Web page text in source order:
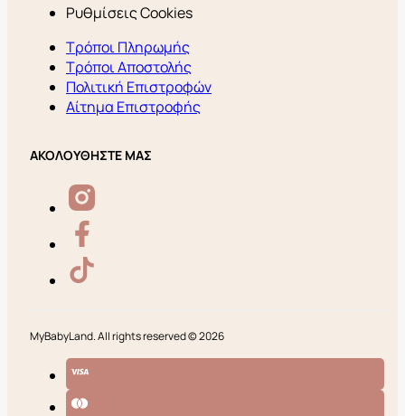
Ρυθμίσεις Cookies
Τρόποι Πληρωμής
Τρόποι Αποστολής
Πολιτική Επιστροφών
Αίτημα Επιστροφής
ΑΚΟΛΟΥΘΗΣΤΕ ΜΑΣ
MyBabyLand. All rights reserved © 2026